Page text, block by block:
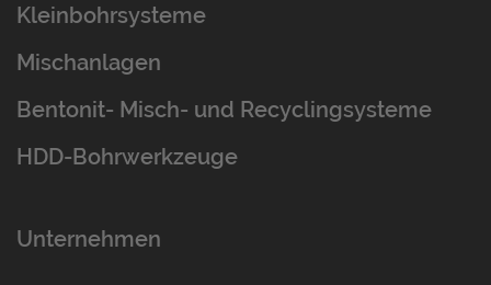
Kleinbohrsysteme
Mischanlagen
Bentonit- Misch- und Recyclingsysteme
HDD-Bohrwerkzeuge
Unternehmen